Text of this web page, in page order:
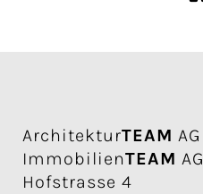
ArchitekturTEAM AG
ImmobilienTEAM AG
Hofstrasse 4